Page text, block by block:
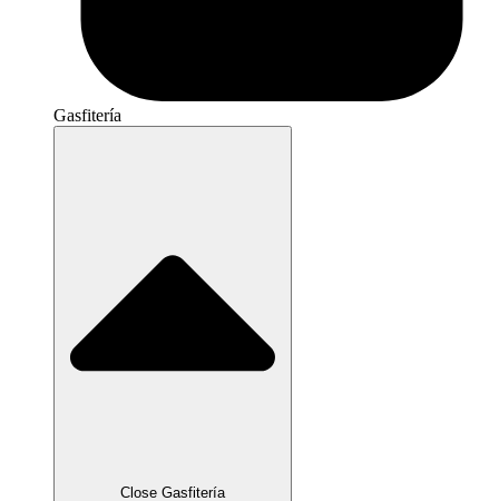
Gasfitería
Close Gasfitería